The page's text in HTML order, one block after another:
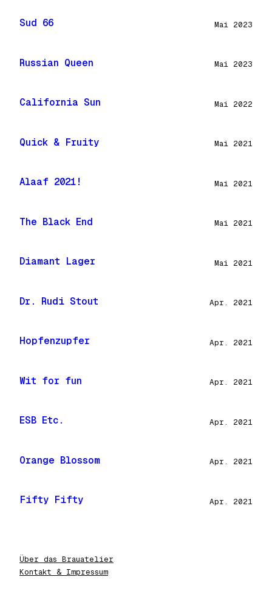
Sud 66 Mai 2023
Russian Queen Mai 2023
California Sun Mai 2022
Quick & Fruity Mai 2021
Alaaf 2021! Mai 2021
The Black End Mai 2021
Diamant Lager Mai 2021
Dr. Rudi Stout Apr. 2021
Hopfenzupfer Apr. 2021
Wit for fun Apr. 2021
ESB Etc. Apr. 2021
Orange Blossom Apr. 2021
Fifty Fifty Apr. 2021
Über das Brauatelier
Kontakt & Impressum